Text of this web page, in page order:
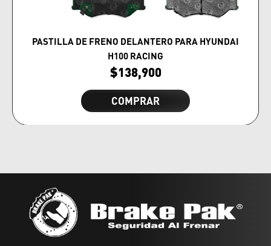
PASTILLA DE FRENO DELANTERO PARA HYUNDAI
H100 RACING
$138,900
COMPRAR